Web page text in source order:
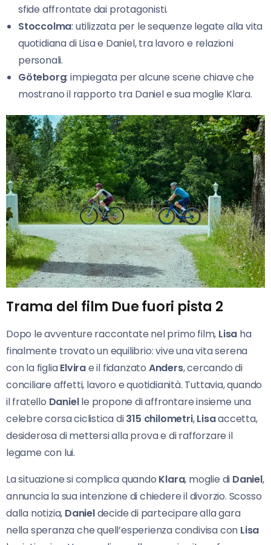
sfide affrontate dai protagonisti.
Stoccolma: utilizzata per le sequenze legate alla vita
quotidiana di Lisa e Daniel, tra lavoro e relazioni
personali.
Göteborg: impiegata per alcune scene chiave che
mostrano il rapporto tra Daniel e sua moglie Klara.
Trama del film Due fuori pista 2
Dopo le avventure raccontate nel primo film, Lisa ha
finalmente trovato un equilibrio: vive una vita serena
con la figliaElvirae il fidanzato Anders, cercando di
conciliare affetti, lavoro e quotidianità. Tuttavia, quando
il fratello Danielle propone di affrontare insieme una
celebre corsa ciclistica di315 chilometri,Lisaaccetta,
desiderosa di mettersi alla prova e di rafforzare il
legame con lui.
La situazione si complica quando Klara, moglie di Daniel,
annuncia la sua intenzione di chiedere il divorzio. Scosso
dalla notizia, Danieldecide di partecipare alla gara
nella speranza che quell’esperienza condivisa con Lisa